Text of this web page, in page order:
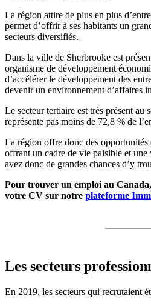
La région attire de plus en plus
permet d’offrir à ses habitants un
secteurs diversifiés.
Dans la ville de Sherbrooke est
organisme de développement
d’accélérer le développement des
devenir un environnement d’affaires
Le secteur tertiaire est très présent au
représente pas moins de 72,8 % de
La région offre donc des opportunités
offrant un cadre de vie paisible et
avez donc de grandes chances d’y
Pour trouver un emploi au
votre CV sur notre plateforme
Les secteurs
En 2019, les secteurs qui recrutaient